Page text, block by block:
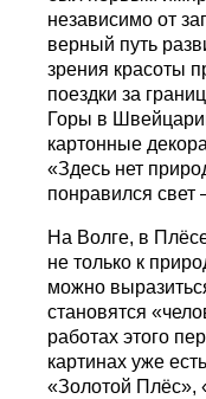
независимо от
верный путь
зрения красоты
поездки за
Горы в
картонные
«Здесь нет
понравился свет
На Волге, в
не только к
можно
становятся
работах этого
картинах уже
«Золотой Плёс»,